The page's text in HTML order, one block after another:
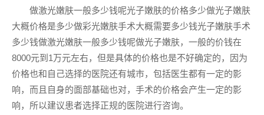
做激光嫩肤一般多少钱呢光子嫩肤的价格多少做光子嫩肤
大概价格是多少做彩光嫩肤手术大概需要多少钱光子嫩肤手术
多少钱做激光嫩肤一般多少钱呢做光子嫩肤，一般的价钱在
8000元到1万元左右，但是具体的价格也是不好确定的，因为
价格也和自己选择的医院还有城市，包括医生都有一定的影
响，而且自身的面部基础也对，手术的价格会产生一定的影
响，所以建议患者选择正规的医院进行咨询。